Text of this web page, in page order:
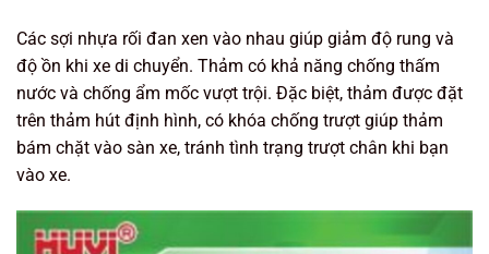
Các sợi nhựa rối đan xen vào nhau giúp giảm độ rung và
độ ồn khi xe di chuyển. Thảm có khả năng chống thấm
nước và chống ẩm mốc vượt trội. Đặc biệt, thảm được đặt
trên thảm hút định hình, có khóa chống trượt giúp thảm
bám chặt vào sàn xe, tránh tình trạng trượt chân khi bạn
vào xe.